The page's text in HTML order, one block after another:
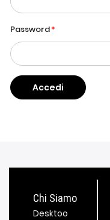
Password
Accedi
Chi Siamo
Desktoo